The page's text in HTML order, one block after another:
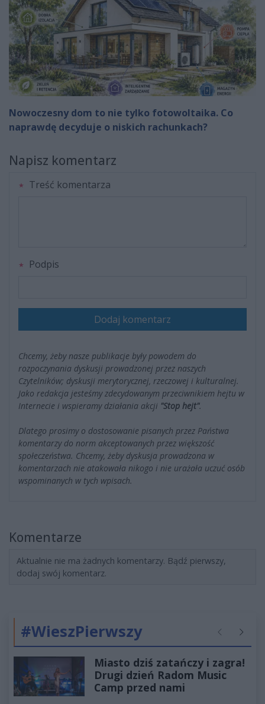
Nowoczesny dom to nie tylko fotowoltaika. Co
naprawdę decyduje o niskich rachunkach?
Napisz komentarz
Treść komentarza
Podpis
Dodaj komentarz
Chcemy, żeby nasze publikacje były powodem do
rozpoczynania dyskusji prowadzonej przez naszych
Czytelników; dyskusji merytorycznej, rzeczowej i kulturalnej.
Jako redakcja jesteśmy zdecydowanym przeciwnikiem hejtu w
Internecie i wspieramy działania akcji "Stop hejt".
Dlatego prosimy o dostosowanie pisanych przez Państwa
komentarzy do norm akceptowanych przez większość
społeczeństwa. Chcemy, żeby dyskusja prowadzona w
komentarzach nie atakowała nikogo i nie urażała uczuć osób
wspominanych w tych wpisach.
Komentarze
Aktualnie nie ma żadnych komentarzy. Bądź pierwszy,
dodaj swój komentarz.
#WieszPierwszy Poprzednie
Miasto dziś zatańczy i zagra!
Drugi dzień Radom Music
Camp przed nami